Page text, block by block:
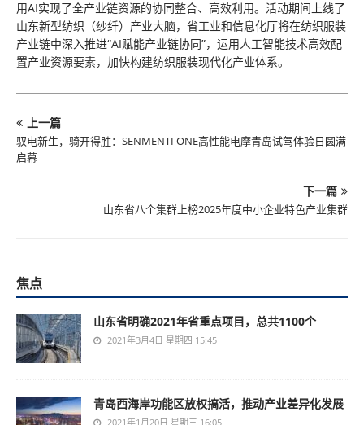
用AI实现了全产业链资源的协同整合、高效利用。活动期间上线了
山东新型纺织（纱纤）产业大脑，省工业和信息化厅将在纺织服装
产业链中深入推进“AI赋能产业链协同”，运用人工智能技术高效配
置产业资源要素，加快构建纺织服装现代化产业体系。
上一篇
驭电新生，骑开得胜：SENMENTI ONE高性能电摩青岛试驾体验日圆满
启幕
下一篇
山东省八个集群上榜2025年度中小企业特色产业集群
焦点
山东省明确2021年省重点项目，总共1100个
2021年3月4日 星期四 15:45
青岛西海岸功能区放权搞活，推动产业差异化发展
2021年1月20日 星期三 16:05